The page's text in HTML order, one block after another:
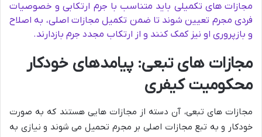
مجازات های تکمیلی باید متناسب با جرم ارتکابی و خصوصیات
فردی مجرم تعیین شوند تا ضمن تکمیل مجازات اصلی، به اصلاح
و بازپروری او نیز کمک کنند و از ارتکاب مجدد جرم بازدارند.
مجازات های تبعی: پیامدهای خودکار
محکومیت کیفری
مجازات های تبعی، آن دسته از مجازات هایی هستند که به صورت
خودکار و به تبع مجازات اصلی بر مجرم تحمیل می شوند و نیازی به